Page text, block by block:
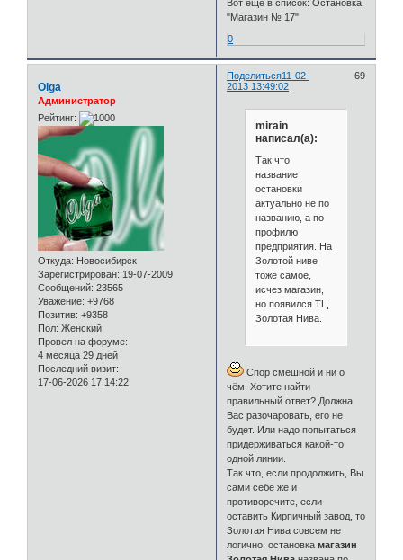
Вот еще в список: Остановка
"Магазин № 17"
0
Поделиться 69
11-02-
2013 13:49:02
Olga
Администратор
Рейтинг:
Откуда: Новосибирск
Зарегистрирован: 19-07-2009
Сообщений: 23565
Уважение: +9768
Позитив: +9358
Пол: Женский
Провел на форуме:
4 месяца 29 дней
Последний визит:
17-06-2026 17:14:22
mirain
написал(а):
Так что
название
остановки
актуально не по
названию, а по
профилю
предприятия. На
Золотой ниве
тоже самое,
исчез магазин,
но появился ТЦ
Золотая Нива.
Спор смешной и ни о
чём. Хотите найти
правильный ответ? Должна
Вас разочаровать, его не
будет. Или надо попытаться
придерживаться какой-то
одной линии.
Так что, если продолжить, Вы
сами себе же и
противоречите, если
оставить Кирпичный завод, то
Золотая Нива совсем не
логично: остановкамагазин